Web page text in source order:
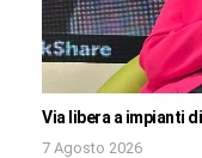
Via libera a impianti
7 Agosto 2026